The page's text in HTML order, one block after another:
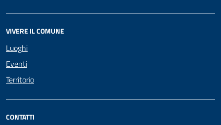
VIVERE IL COMUNE
Luoghi
Eventi
Territorio
CONTATTI